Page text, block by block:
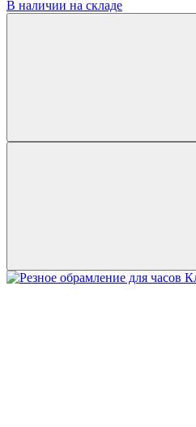
В наличии на складе